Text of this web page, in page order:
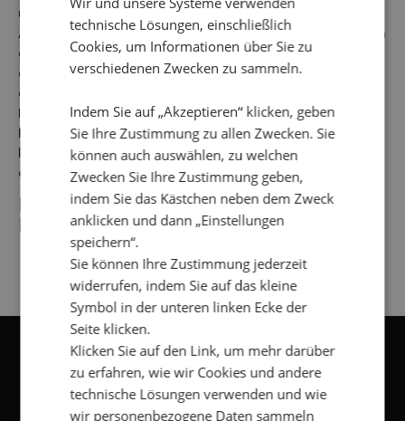
under: "Verktyg --> Internet-alternativ --> Säkerhet -->
Anpassad nivå" välja att inte låta cookies lagras på din
dator. Du kan också välja att varje gång bli tillfrågad
om du accepterar en cookie innan en sådan lagras i
din dator.
Lagen om elektronisk kommunikation
För mer information om lagen om elektronisk
kommunikation (SFS 2003:389) kan du besöka Post-
och telestyrelsens hemsida,http://www.pts.se
[/et_pb_text][/et_pb_column][/et_pb_row]
[/et_pb_section]
NEWSLETTER
technische Lösungen, einschließlich
Cookies, um Informationen über Sie zu
verschiedenen Zwecken zu sammeln.
Indem Sie auf „Akzeptieren“ klicken, geben
Sie Ihre Zustimmung zu allen Zwecken. Sie
können auch auswählen, zu welchen
Zwecken Sie Ihre Zustimmung geben,
indem Sie das Kästchen neben dem Zweck
anklicken und dann „Einstellungen
speichern“.
Sie können Ihre Zustimmung jederzeit
widerrufen, indem Sie auf das kleine
Symbol in der unteren linken Ecke der
Seite klicken.
Klicken Sie auf den Link, um mehr darüber
zu erfahren, wie wir Cookies und andere
technische Lösungen verwenden und wie
wir personenbezogene Daten sammeln